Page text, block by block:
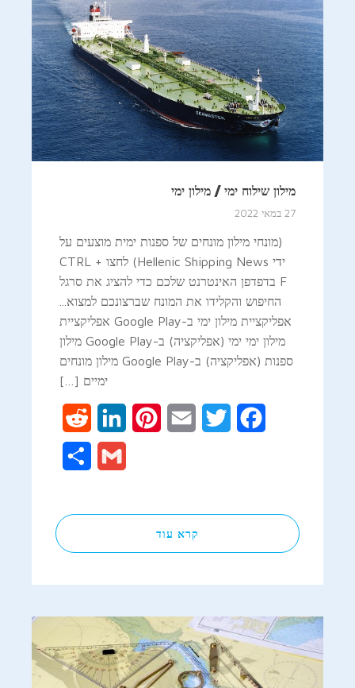
מילון שילוח ימי / מילון ימי
27 במאי 2022
(מונחי מילון מונחים של ספנות ימית מוצעים על
ידי Hellenic Shipping News) לחצו CTRL +
F בדפדפן האינטרנט שלכם כדי להציג את סרגל
החיפוש והקלידו את המונח שברצונכם למצוא...
אפליקציית מילון ימי ב-Google Play אפליקציית
מילון ימי ימי (אפליקציה) ב-Google Play מילון
ספנות (אפליקציה) ב-Google Play מילון מונחים
ימיים […]
Facebook
Twitter
Email
Pinterest
LinkedIn
Gmail
קרא עוד